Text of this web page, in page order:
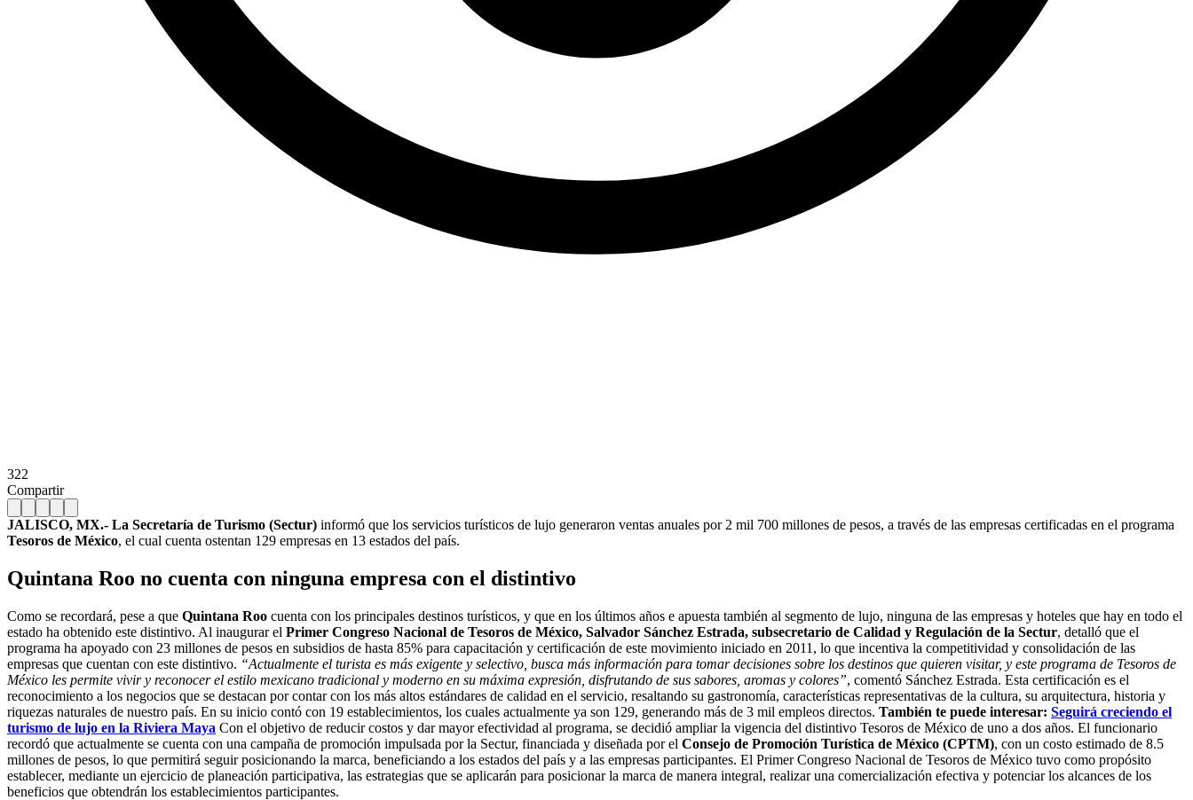
322
Compartir
JALISCO, MX.- La Secretaría de Turismo (Sectur) informó que los servicios turísticos de lujo generaron ventas anuales por 2 mil 700 millones de pesos, a través de las empresas certificadas en el programa
Tesoros de México, el cual cuenta ostentan 129 empresas en 13 estados del país.
Quintana Roo no cuenta con ninguna empresa con el distintivo
Como se recordará, pese a que Quintana Roo cuenta con los principales destinos turísticos, y que en los últimos años e apuesta también al segmento de lujo, ninguna de las empresas y hoteles que hay en todo el
estado ha obtenido este distintivo. Al inaugurar el Primer Congreso Nacional de Tesoros de México, Salvador Sánchez Estrada, subsecretario de Calidad y Regulación de la Sectur, detalló que el
programa ha apoyado con 23 millones de pesos en subsidios de hasta 85% para capacitación y certificación de este movimiento iniciado en 2011, lo que incentiva la competitividad y consolidación de las
empresas que cuentan con este distintivo. “Actualmente el turista es más exigente y selectivo, busca más información para tomar decisiones sobre los destinos que quieren visitar, y este programa de Tesoros de
México les permite vivir y reconocer el estilo mexicano tradicional y moderno en su máxima expresión, disfrutando de sus sabores, aromas y colores”, comentó Sánchez Estrada. Esta certificación es el
reconocimiento a los negocios que se destacan por contar con los más altos estándares de calidad en el servicio, resaltando su gastronomía, características representativas de la cultura, su arquitectura, historia y
riquezas naturales de nuestro país. En su inicio contó con 19 establecimientos, los cuales actualmente ya son 129, generando más de 3 mil empleos directos. También te puede interesar: Seguirá creciendo el
turismo de lujo en la Riviera Maya Con el objetivo de reducir costos y dar mayor efectividad al programa, se decidió ampliar la vigencia del distintivo Tesoros de México de uno a dos años. El funcionario
recordó que actualmente se cuenta con una campaña de promoción impulsada por la Sectur, financiada y diseñada por el Consejo de Promoción Turística de México (CPTM), con un costo estimado de 8.5
millones de pesos, lo que permitirá seguir posicionando la marca, beneficiando a los estados del país y a las empresas participantes. El Primer Congreso Nacional de Tesoros de México tuvo como propósito
establecer, mediante un ejercicio de planeación participativa, las estrategias que se aplicarán para posicionar la marca de manera integral, realizar una comercialización efectiva y potenciar los alcances de los
beneficios que obtendrán los establecimientos participantes.